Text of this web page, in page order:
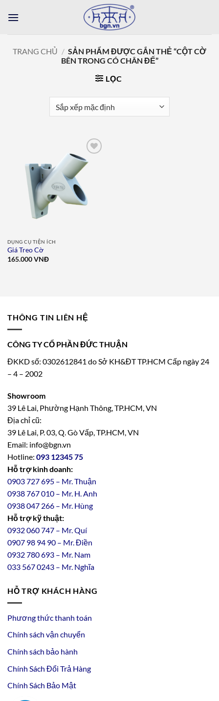
qua
TRANG CHỦ / SẢN PHẨM ĐƯỢC GẮN THẺ “CỘT CỜ
BÊN TRONG CÓ CHÂN ĐẾ”
LỌC
Add to
wishlist
DỤNG CỤ TIỆN ÍCH
Giá Treo Cờ
165.000VNĐ
THÔNG TIN LIÊN HỆ
CÔNG TY CỔ PHẦN ĐỨC THUẬN
ĐKKD số: 0302612841 do Sở KH&ĐT TP.HCM Cấp ngày 24
– 4 – 2002
Showroom
39 Lê Lai, Phường Hạnh Thông, TP.HCM, VN
Địa chỉ cũ:
39 Lê Lai, P. 03, Q. Gò Vấp, TP.HCM, VN
Email: info@bgn.vn
Hotline: 093 12345 75
Hỗ trợ kinh doanh:
0903 727 695 – Mr. Thuận
0938 767 010 – Mr. H. Anh
0938 047 266 – Mr. Hùng
Hỗ trợ kỹ thuật:
0932 060 747 – Mr. Quí
0907 98 94 90 – Mr. Điền
0932780693 – Mr. Nam
033 567 0243 – Mr. Nghĩa
HỖ TRỢ KHÁCH HÀNG
Phương thức thanh toán
Chính sách vận chuyển
Chính sách bảo hành
Chính Sách Đổi Trả Hàng
Chính Sách Bảo Mật